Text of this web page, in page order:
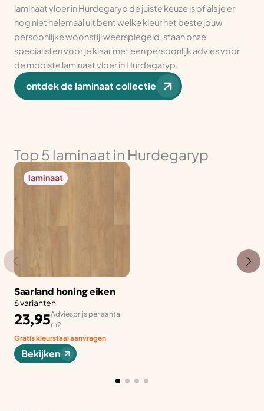
laminaat vloer in Hurdegaryp de juiste keuze is of als je er
nog niet helemaal uit bent welke kleur het beste jouw
persoonlijke woonstijl weerspiegeld, staan onze
specialisten voor je klaar met een persoonlijk advies voor
de mooiste laminaat vloer in Hurdegaryp.
ontdek de laminaat collectie
Top 5 laminaat in Hurdegaryp
laminaat
Saarland honing eiken
6 varianten
23,95Adviesprijs per aantal
m2
Gratis kleurstaal aanvragen
Bekijken